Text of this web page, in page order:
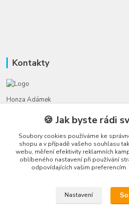
Kontakty
Honza Adámek
(Po-Ne, 9-21 hod.)
honza@autahracky.cz
Upravit sběr
🍪 Jak byste rádi
Soubory cookies používáme ke
shopu a v případě vašeho souhlasu
webu, měření efektivity reklamních
oblíbeného nastavení při používání
odpovídajících vašim preferencím.
Nastavení